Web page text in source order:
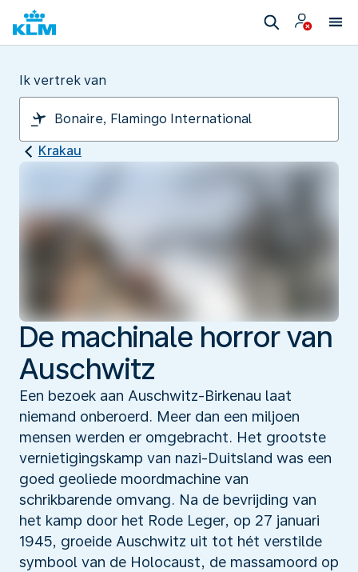
Ik vertrek van
Krakau
De machinale horror van
Auschwitz
Een bezoek aan Auschwitz-Birkenau laat
niemand onberoerd. Meer dan een miljoen
mensen werden er omgebracht. Het grootste
vernietigingskamp van nazi-Duitsland was een
goed geoliede moordmachine van
schrikbarende omvang. Na de bevrijding van
het kamp door het Rode Leger, op 27 januari
1945, groeide Auschwitz uit tot hét verstilde
symbool van de Holocaust, de massamoord op